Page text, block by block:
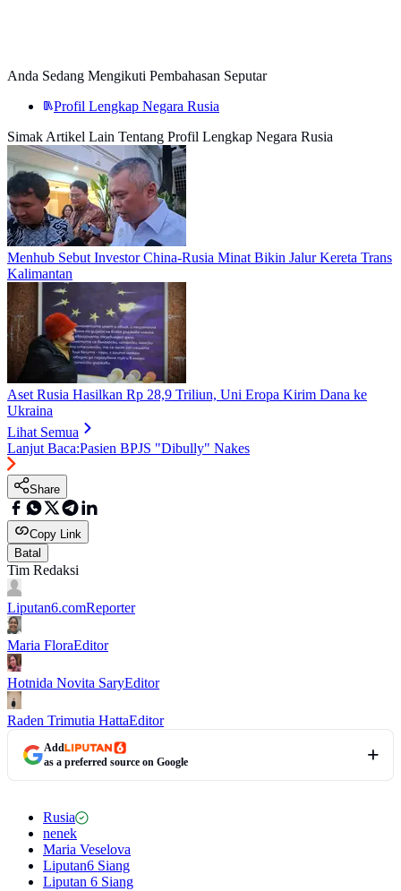
Anda Sedang Mengikuti Pembahasan Seputar
Profil Lengkap Negara Rusia
Simak Artikel Lain Tentang Profil Lengkap Negara Rusia
Menhub Sebut Investor China-Rusia Minat Bikin Jalur Kereta Trans
Kalimantan
Aset Rusia Hasilkan Rp 28,9 Triliun, Uni Eropa Kirim Dana ke
Ukraina
Lihat Semua
Lanjut Baca:Pasien BPJS "Dibully" Nakes
Share
Copy Link
Batal
Tim Redaksi
Liputan6.comReporter
Maria FloraEditor
Hotnida Novita SaryEditor
Raden Trimutia HattaEditor
Add
as a preferred source on Google
Rusia
nenek
Maria Veselova
Liputan6 Siang
Liputan 6 Siang